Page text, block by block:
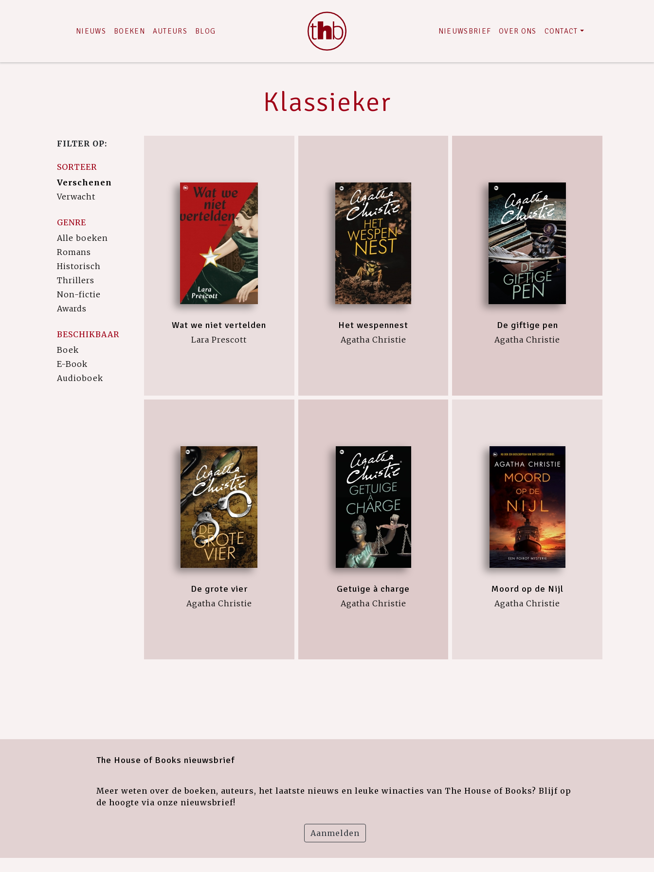
NIEUWS BOEKEN AUTEURS BLOG NIEUWSBRIEF OVER ONS CONTACT
Klassieker
FILTER OP:
SORTEER
Verschenen
Verwacht
GENRE
Alle boeken
Romans
Historisch
Thrillers
Non-fictie
Awards
BESCHIKBAAR
Boek
E-Book
Audioboek
Wat we niet vertelden
Lara Prescott
Het wespennest
Agatha Christie
De giftige pen
Agatha Christie
De grote vier
Agatha Christie
Getuige à charge
Agatha Christie
Moord op de Nijl
Agatha Christie
The House of Books nieuwsbrief
Meer weten over de boeken, auteurs, het laatste nieuws en leuke winacties van The House of Books? Blijf op
de hoogte via onze nieuwsbrief!
Aanmelden